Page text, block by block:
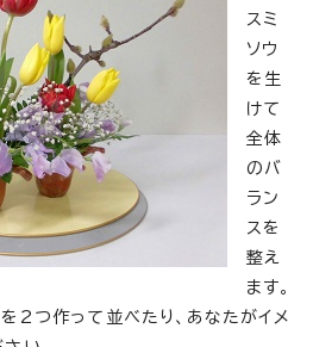
スミ
ソウ
を生
けて
全体
のバ
ラン
スを
整え
ます。
2つ作って並べたり、あなたがイメ